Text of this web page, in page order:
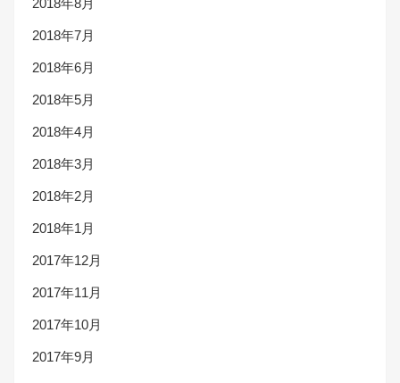
2018年8月
2018年7月
2018年6月
2018年5月
2018年4月
2018年3月
2018年2月
2018年1月
2017年12月
2017年11月
2017年10月
2017年9月